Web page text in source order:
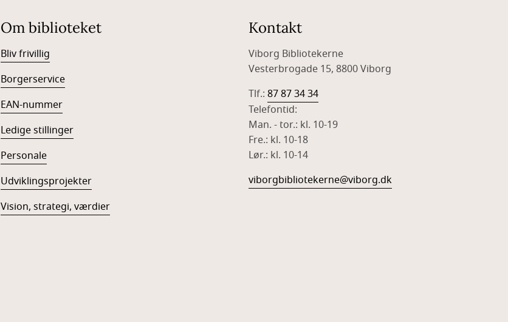
Om biblioteket
Bliv frivillig
Borgerservice
EAN-nummer
Ledige stillinger
Personale
Udviklingsprojekter
Vision, strategi, værdier
Kontakt
Viborg Bibliotekerne
Vesterbrogade 15, 8800 Viborg
Tlf.:87 87 34 34
Telefontid:
Man. - tor.: kl. 10-19
Fre.: kl. 10-18
Lør.: kl. 10-14
viborgbibliotekerne@viborg.dk